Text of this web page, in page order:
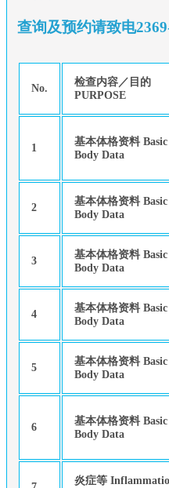
查询及预约请致电2369-
No.
检查内容／目的
PURPOSE
1
基本体格资料 Basic
Body Data
2
基本体格资料 Basic
Body Data
3
基本体格资料 Basic
Body Data
4
基本体格资料 Basic
Body Data
5
基本体格资料 Basic
Body Data
6
基本体格资料 Basic
Body Data
炎症等